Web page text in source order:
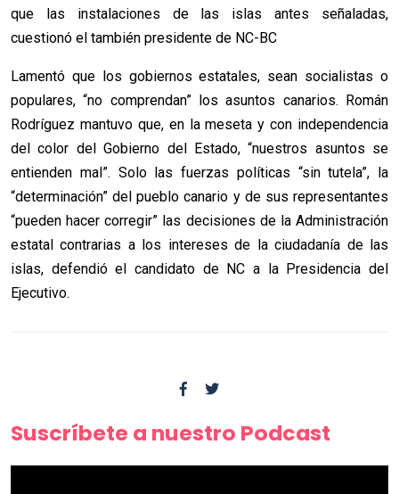
que las instalaciones de las islas antes señaladas,
cuestionó el también presidente de NC-BC
Lamentó que los gobiernos estatales, sean socialistas o
populares, “no comprendan” los asuntos canarios. Román
Rodríguez mantuvo que, en la meseta y con independencia
del color del Gobierno del Estado, “nuestros asuntos se
entienden mal”. Solo las fuerzas políticas “sin tutela”, la
“determinación” del pueblo canario y de sus representantes
“pueden hacer corregir” las decisiones de la Administración
estatal contrarias a los intereses de la ciudadanía de las
islas, defendió el candidato de NC a la Presidencia del
Ejecutivo.
Suscríbete a nuestro Podcast